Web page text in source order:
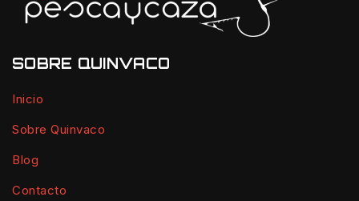
SOBRE QUINVACO
Inicio
Sobre Quinvaco
Blog
Contacto